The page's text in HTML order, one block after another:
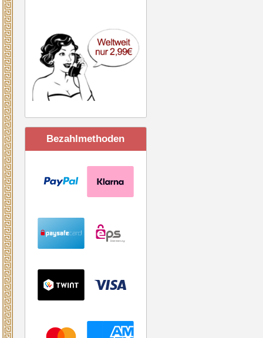
Bezahlmethoden